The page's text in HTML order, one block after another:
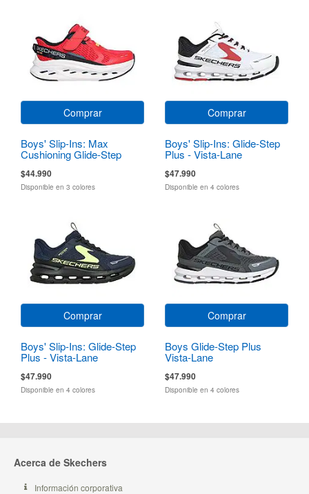
Comprar
Boys' Slip-Ins: Max
Cushioning Glide-Step
$44.990
Disponible en 3 colores
Comprar
Boys' Slip-Ins: Glide-Step
Plus - Vista-Lane
$47.990
Disponible en 4 colores
Comprar
Boys' Slip-Ins: Glide-Step
Plus - Vista-Lane
$47.990
Disponible en 4 colores
Comprar
Boys Glide-Step Plus
Vista-Lane
$47.990
Disponible en 4 colores
Acerca de Skechers
Información corporativa